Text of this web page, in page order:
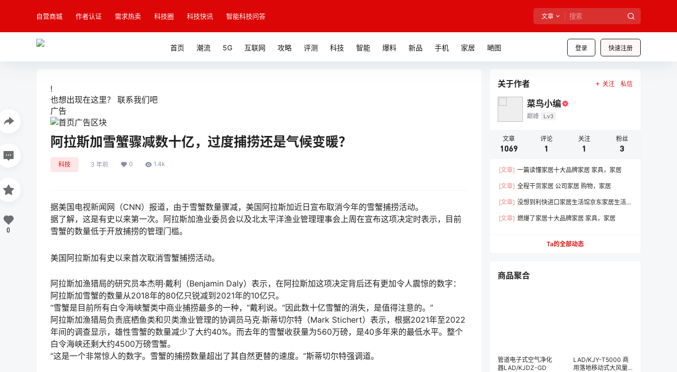
自营商城 作者认证 需求热卖 科技圈 科技快讯 智能科技问答 文章
登录 快速注册
首页 潮流 5G 互联网 攻略 评测 科技 智能 爆料 新品 手机 家居 嗮图
!
也想出现在这里？ 联系我们吧
广告
阿拉斯加雪蟹骤减数十亿，过度捕捞还是气候变暖？
科技 3 年前 0 1.4k
据美国电视新闻网（CNN）报道，由于雪蟹数量骤减，美国阿拉斯加近日宣布取消今年的雪蟹捕捞活动。
据了解，这是有史以来第一次。阿拉斯加渔业委员会以及北太平洋渔业管理理事会上周在宣布这项决定时表示，目前
雪蟹的数量低于开放捕捞的管理门槛。
美国阿拉斯加有史以来首次取消雪蟹捕捞活动。
阿拉斯加渔猎局的研究员本杰明·戴利（Benjamin Daly）表示，在阿拉斯加这项决定背后还有更加令人震惊的数字：
阿拉斯加雪蟹的数量从2018年的80亿只锐减到2021年的10亿只。
“雪蟹是目前所有白令海峡蟹类中商业捕捞最多的一种，”戴利说。“因此数十亿雪蟹的消失，是值得注意的。”
阿拉斯加渔猎局负责底栖鱼类和贝类渔业管理的协调员马克·斯蒂切尔特（Mark Stichert）表示，根据2021年至2022
年间的调查显示，雄性雪蟹的数量减少了大约40%。而去年的雪蟹收获量为560万磅，是40多年来的最低水平。整个
白令海峡还剩大约4500万磅雪蟹。
“这是一个非常惊人的数字。雪蟹的捕捞数量超出了其自然更替的速度。”斯蒂切尔特强调道。
0
关于作者 关注 私信
菜鸟小编
巅峰 Lv3
文章
1069
评论
1
关注
1
粉丝
3
[文章] 一篇读懂家居十大品牌家居 家具，家居
[文章] 全程干货家居 公司家居 购物，家居
[文章] 没想到利快进口家居生活馆京东家居生活
[文章] 燃爆了家居十大品牌家居 家具，家居
Ta的全部动态
商品聚合
管道电子式空气净化
器LAD/KJDZ-GD
LAD/KJY-T5000 商
用落地移动式大风量